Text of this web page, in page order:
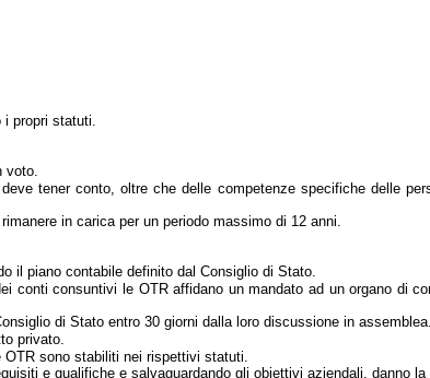
propri statuti.
voto.
tener conto, oltre che delle competenze specifiche delle
in carica per un periodo massimo di 12 anni.
il piano contabile definito dal Consiglio di Stato.
conti consuntivi le OTR affidano un mandato ad un organo di
di Stato entro 30 giorni dalla loro discussione in assemblea.
privato.
sono stabiliti nei rispettivi statuti.
e qualifiche e salvaguardando gli obiettivi aziendali, danno